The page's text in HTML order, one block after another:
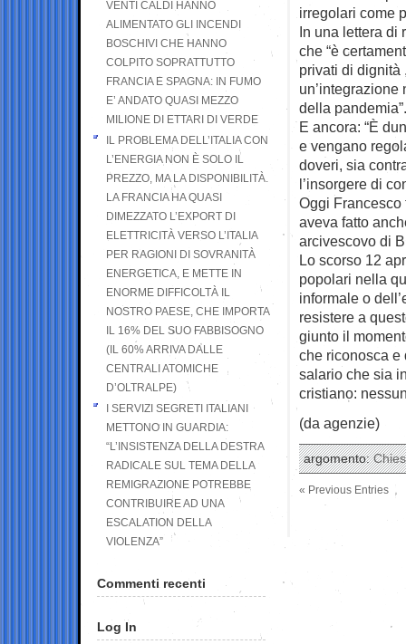
irregolari come
In una lettera di
che “è
privati di dignità
della pandemia”.
E ancora: “È
e vengano
doveri, sia
l’insorgere di
Oggi Francesco
aveva fatto
arcivescovo di
Lo scorso 12
popolari nella
informale o
resistere a
giunto il
che riconosca
salario che sia
cristiano:
(da agenzie)
argomento:
« Previous Entries
VENTI CALDI HANNO
ALIMENTATO GLI INCENDI
BOSCHIVI CHE HANNO
COLPITO SOPRATTUTTO
FRANCIA E SPAGNA: IN FUMO
E’ ANDATO QUASI MEZZO
MILIONE DI ETTARI DI VERDE
IL PROBLEMA DELL’ITALIA CON
L’ENERGIA NON È SOLO IL
PREZZO, MA LA DISPONIBILITÀ.
LA FRANCIA HA QUASI
DIMEZZATO L’EXPORT DI
ELETTRICITÀ VERSO L’ITALIA
PER RAGIONI DI SOVRANITÀ
ENERGETICA, E METTE IN
ENORME DIFFICOLTÀ IL
NOSTRO PAESE, CHE IMPORTA
IL 16% DEL SUO FABBISOGNO
(IL 60% ARRIVA DALLE
CENTRALI ATOMICHE
D’OLTRALPE)
I SERVIZI SEGRETI ITALIANI
METTONO IN GUARDIA:
“L’INSISTENZA DELLA DESTRA
RADICALE SUL TEMA DELLA
REMIGRAZIONE POTREBBE
CONTRIBUIRE AD UNA
ESCALATION DELLA
VIOLENZA”
Commenti recenti
Log In